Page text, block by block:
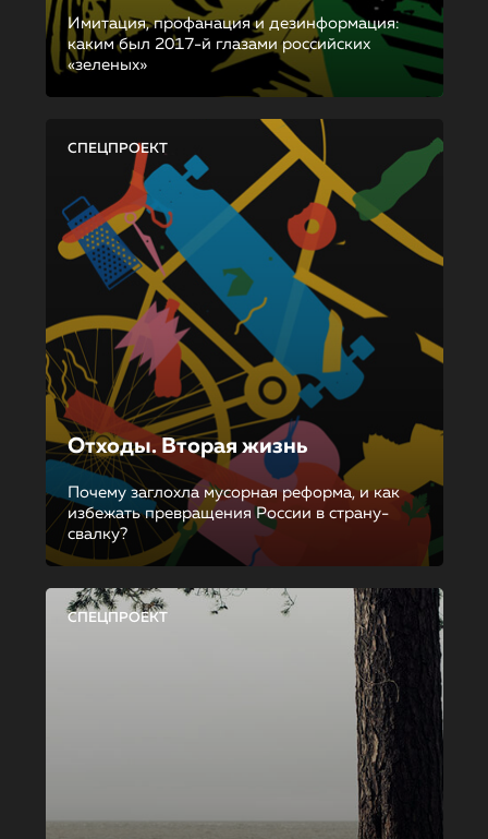
Имитация, профанация и дезинформация:
каким был 2017-й глазами российских
«зеленых»
СПЕЦПРОЕКТ
Отходы. Вторая жизнь
Почему заглохла мусорная реформа, и как
избежать превращения России в страну-
свалку?
СПЕЦПРОЕКТ